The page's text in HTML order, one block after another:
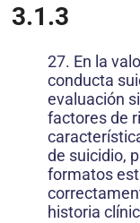
3.1.3
27. En la
conducta
evaluación
factores de
de suicidio,
formatos
historia